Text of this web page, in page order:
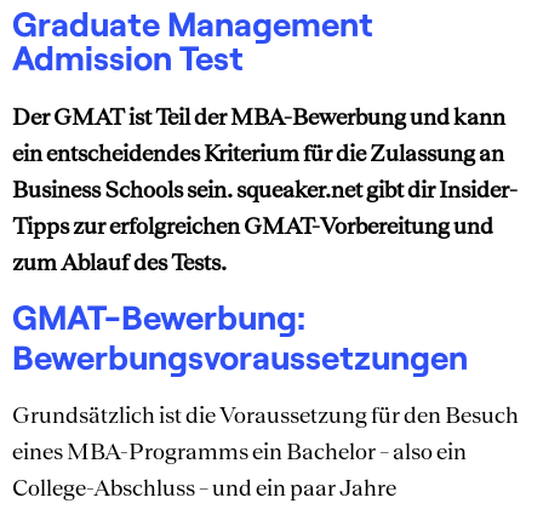
Graduate Management
Admission Test
Der GMAT ist Teil der MBA-Bewerbung und kann
ein entscheidendes Kriterium für die Zulassung an
Business Schools sein. squeaker.net gibt dir Insider-
Tipps zur erfolgreichen GMAT-Vorbereitung und
zum Ablauf des Tests.
GMAT-Bewerbung:
Bewerbungsvoraussetzungen
Grundsätzlich ist die Voraussetzung für den Besuch
eines MBA-Programms ein Bachelor – also ein
College-Abschluss – und ein paar Jahre